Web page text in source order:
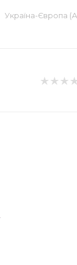
Україна-Європа